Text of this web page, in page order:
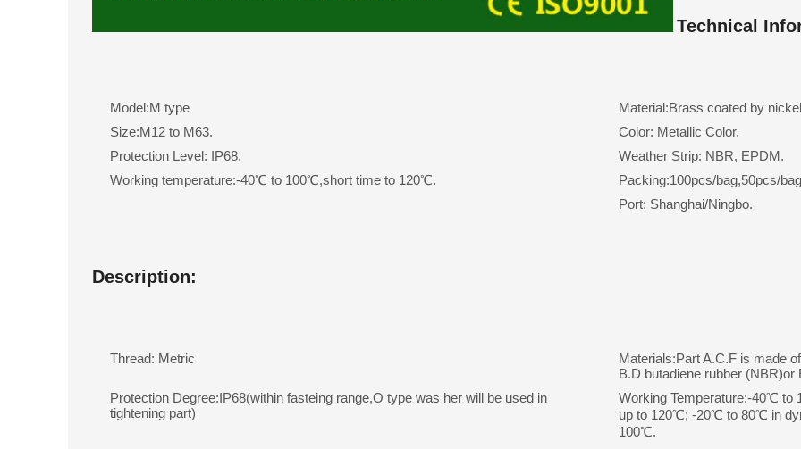
Technical
Model:M type
Material:Brass coated by
Size:M12 to M63.
Color: Metallic Color.
Protection Level: IP68.
Weather Strip: NBR, EPDM.
Working temperature:-40℃ to 100℃,short time to 120℃.
Packing:100pcs/bag,50pcs/
Port: Shanghai/Ningbo.
Description:
Thread: Metric
Materials:Part A.C.F is made
B.D butadiene rubber (NBR)or
Protection Degree:IP68(within fasteing range,O type was her will be used in
tightening part)
Working Temperature:-40℃ to
up to 120℃; -20℃ to 80℃ in
100℃.